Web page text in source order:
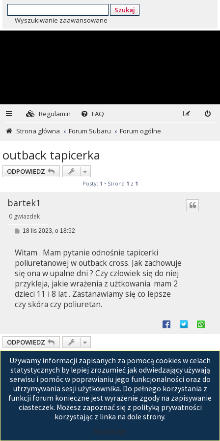
Szukaj
Wyszukiwanie zaawansowane
Regulamin
FAQ
Strona główna
Forum Subaru Forum ogólne
outback tapicerka
ODPOWIEDZ
Posty: 1 • Strona 1 z 1
bartek1
0 gwiazdek
P
t
18 lis 2023, o 18:52
Witam . Mam pytanie odnośnie tapicerki
poliuretanowej w outback cross. Jak zachowuje
się ona w upalne dni ? Czy człowiek się do niej
przykleja, jakie wrażenia z użtkowania. mam 2
dzieci 11 i 8 lat . Zastanawiamy się co lepsze
czy skóra czy poliuretan.
ODPOWIEDZ
Przejdź do
Używamy informacji zapisanych za pomocą cookies w celach
statystycznych by lepiej zrozumieć jak odwiedzający używają
serwisu i pomóc w poprawianiu jego funkcjonalności oraz do
utrzymywania sesji użytkownika. Do pełnego korzystania z
funkcji forum konieczne jest wyrażenie zgody na zapisywanie
ciasteczek. Możesz zapoznać się z polityką prywatności
korzystając z linka na dole strony.
Akceptuję
Strona główna
Technologię dostarczaphpBB® Forum Software © phpBB Limited
Polski pakiet językowy dostarczaphpBB.pl